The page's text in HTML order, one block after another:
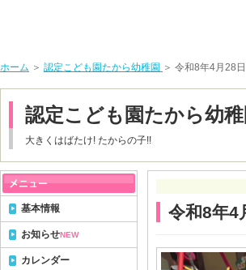
ホーム ＞ 認定こども園たから幼稚園 ＞ 令和8年4月28日
認定こども園たから幼稚
大きくはばたけ! たからの子!!
令和8年4
基本情報
お知らせNEW
カレンダー